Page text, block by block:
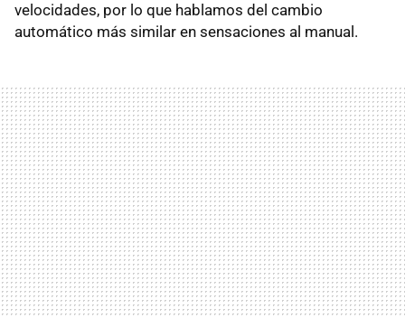
velocidades, por lo que hablamos del cambio
automático más similar en sensaciones al manual.